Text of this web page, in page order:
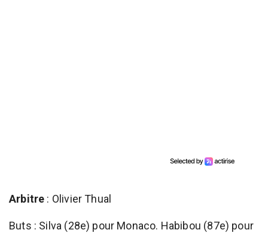
Arbitre : Olivier Thual
Buts : Silva (28e) pour Monaco. Habibou (87e) pour